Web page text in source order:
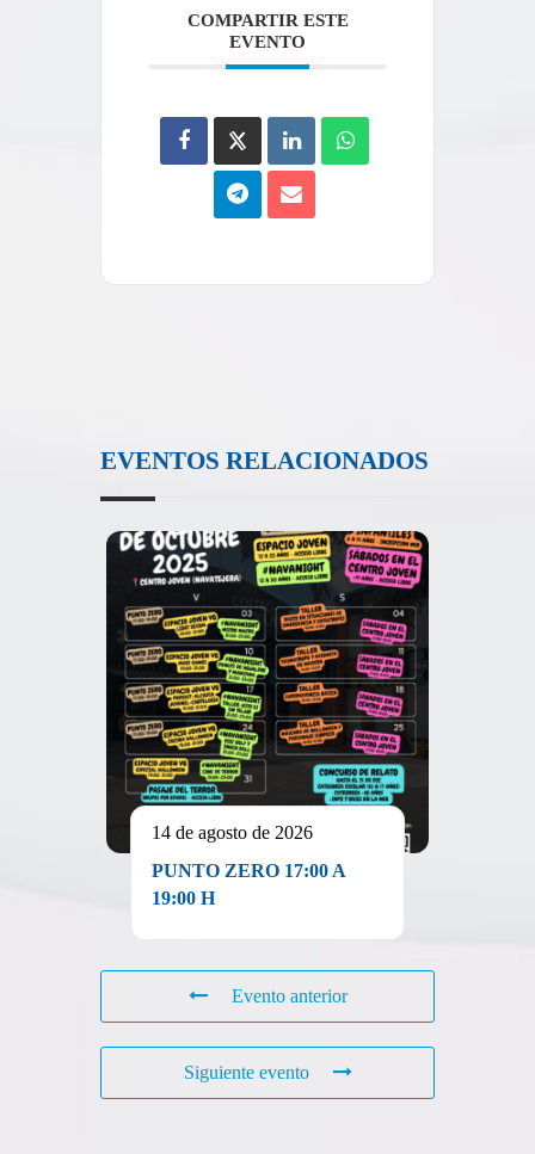
COMPARTIR ESTE
EVENTO
EVENTOS RELACIONADOS
14 de agosto de 2026
PUNTO ZERO 17:00 A
19:00 H
Evento anterior
Siguiente evento